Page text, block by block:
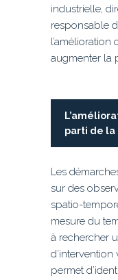
industrielle,
responsable
augmenter la
parti de la
Les
sur des
spatio-
mesure du
à rechercher
permet